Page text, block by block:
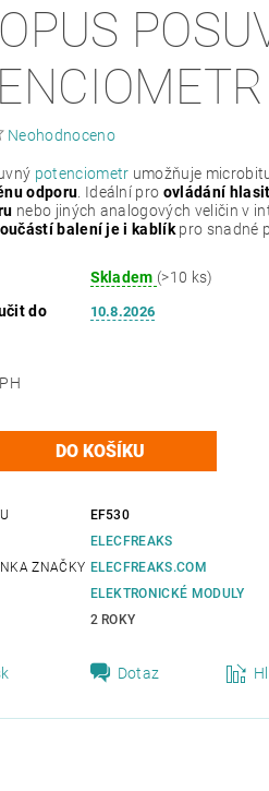
Neohodnoceno
potenciometr umožňuje
odporu . Ideální pro ovládání
nebo jiných analogových veličin v
balení je i kablíkpro snadné
Skladem (>10 ks)
do
10.8.2026
DPH
EF530
ELECFREAKS
ZNAČKY ELECFREAKS.COM
ELEKTRONICKÉ MODULY
2 ROKY
Dotaz